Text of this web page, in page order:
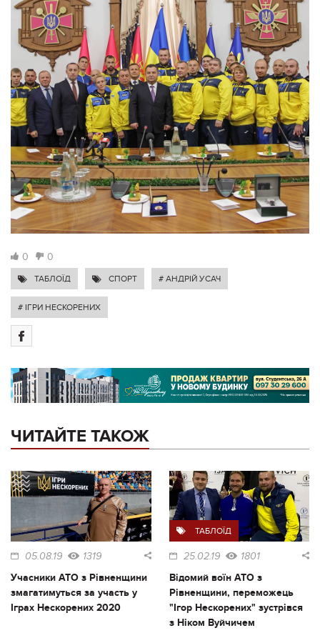
0 0
ТАБЛОЇД СПОРТ # АНДРІЙ УСАЧ
# ІГРИ НЕСКОРЕНИХ
ЧИТАЙТЕ ТАКОЖ
05.08.19 1319
Учасники АТО з Рівненщини
змагатимуться за участь у
Іграх Нескорених 2020
ТАБЛОЇД
25.02.19 1801
Відомий воїн АТО з
Рівненщини, переможець
"Ігор Нескорених" зустрівся
з Ніком Вуйчичем